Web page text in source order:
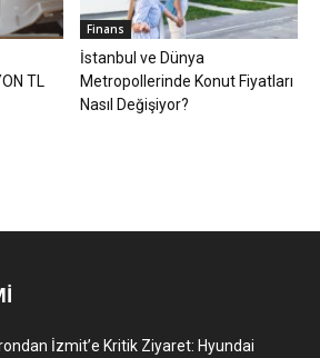
TL
Finans
İstanbul ve Dünya
Metropollerinde Konut Fiyatları
Nasıl Değişiyor?
İzmit’e Kritik Ziyaret: Hyundai